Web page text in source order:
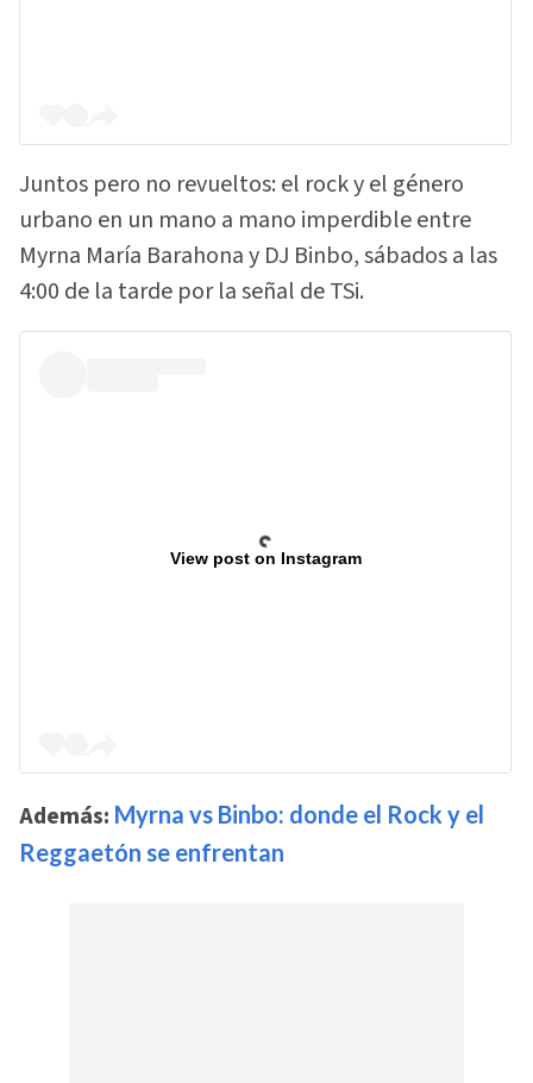
Juntos pero no revueltos: el rock y el género
urbano en un mano a mano imperdible entre
Myrna María Barahona y DJ Binbo, sábados a las
4:00 de la tarde por la señal de TSi.
View post on Instagram
Además: Myrna vs Binbo: donde el Rock y el
Reggaetón se enfrentan